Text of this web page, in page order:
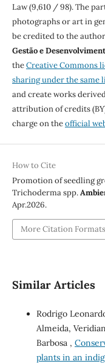
Law (9,610 / 98). The
photographs or art in
be credited to the
Gestão e
theCreative Commons
sharing under the same
and create works
attribution of credits
charge on theofficial
How to Cite
Promotion of seedling
Trichoderma spp.
Apr.2026.
More Citation Formats
Similar Articles
Rodrigo
Almeida,
Barbosa ,
plants in an